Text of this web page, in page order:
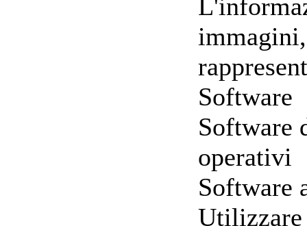
Software
Software
operativi
Software
Utilizzare